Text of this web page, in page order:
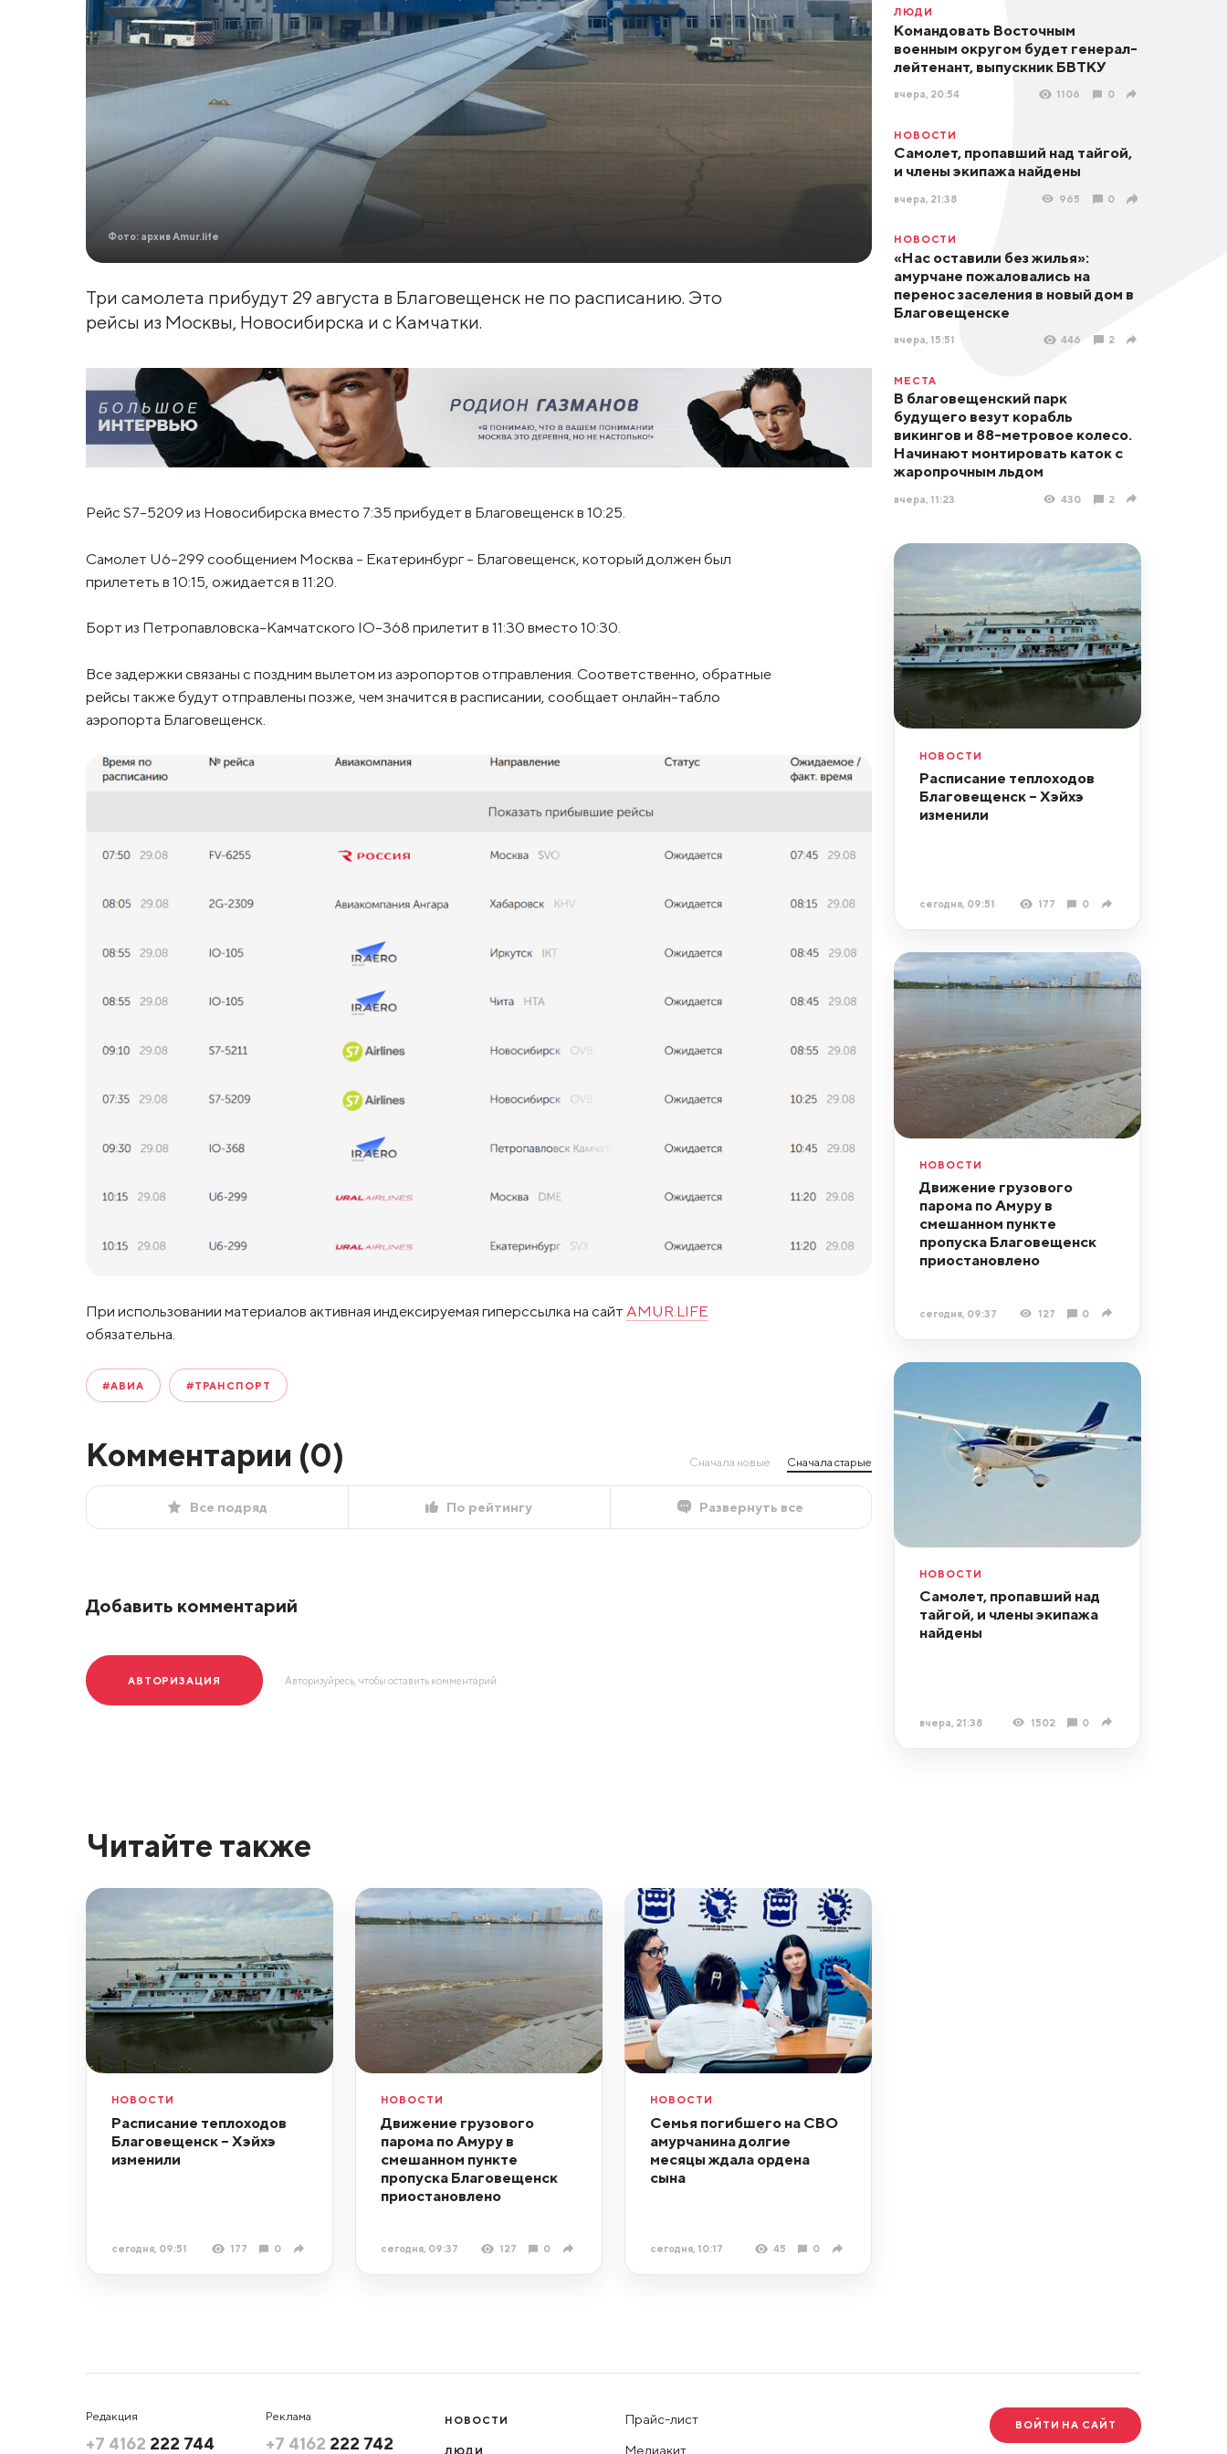
Фото: архив Amur.life
Три самолета прибудут 29 августа в Благовещенск не по расписанию. Это
рейсы из Москвы, Новосибирска и с Камчатки.
Рейс S7-5209 из Новосибирска вместо 7:35 прибудет в Благовещенск в 10:25.
Самолет U6-299 сообщением Москва – Екатеринбург – Благовещенск, который должен был
прилететь в 10:15, ожидается в 11:20.
Борт из Петропавловска-Камчатского IO-368 прилетит в 11:30 вместо 10:30.
Все задержки связаны с поздним вылетом из аэропортов отправления. Соответственно, обратные
рейсы также будут отправлены позже, чем значится в расписании, сообщает онлайн-табло
аэропорта Благовещенск.
При использовании материалов активная индексируемая гиперссылка на сайт AMUR.LIFE
обязательна.
#АВИА #ТРАНСПОРТ
Комментарии (0) Сначала новые Сначала старые
Все подряд По рейтингу Развернуть все
Добавить комментарий
АВТОРИЗАЦИЯ Авторизуйресь, чтобы оставить комментарий.
ЛЮДИ
Командовать Восточным
военным округом будет генерал-
лейтенант, выпускник БВТКУ
вчера, 20:54 1106 0
НОВОСТИ
Самолет, пропавший над тайгой,
и члены экипажа найдены
вчера, 21:38 965 0
НОВОСТИ
«Нас оставили без жилья»:
амурчане пожаловались на
перенос заселения в новый дом в
Благовещенске
вчера, 15:51 446 2
МЕСТА
В благовещенский парк
будущего везут корабль
викингов и 88-метровое колесо.
Начинают монтировать каток с
жаропрочным льдом
вчера, 11:23 430 2
НОВОСТИ
Расписание теплоходов
Благовещенск – Хэйхэ
изменили
сегодня, 09:51 177 0
НОВОСТИ
Движение грузового
парома по Амуру в
смешанном пункте
пропуска Благовещенск
приостановлено
сегодня, 09:37 127 0
НОВОСТИ
Самолет, пропавший над
тайгой, и члены экипажа
найдены
вчера, 21:38 1502 0
Читайте также
НОВОСТИ
Расписание теплоходов
Благовещенск – Хэйхэ
изменили
сегодня, 09:51 177 0
НОВОСТИ
Движение грузового
парома по Амуру в
смешанном пункте
пропуска Благовещенск
приостановлено
сегодня, 09:37 127 0
НОВОСТИ
Семья погибшего на СВО
амурчанина долгие
месяцы ждала ордена
сына
сегодня, 10:17 45 0
Редакция
+7 4162 222 744
Реклама
+7 4162 222 742
НОВОСТИ
ЛЮДИ
Прайс-лист
Медиакит
ВОЙТИ НА САЙТ